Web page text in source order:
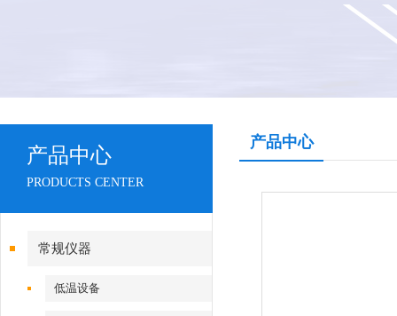
产品中心
PRODUCTS CENTER
常规仪器
低温设备
产品中心